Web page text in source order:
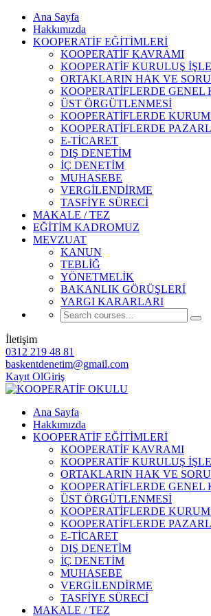
Ana Sayfa
Hakkımızda
KOOPERATİF EĞİTİMLERİ
KOOPERATİF KAVRAMI
KOOPERATİF KURULUŞ
ORTAKLARIN HAK VE
KOOPERATİFLERDE GENEL
ÜST ÖRGÜTLENMESİ
KOOPERATİFLERDE
KOOPERATİFLERDE
E-TİCARET
DIŞ DENETİM
İÇ DENETİM
MUHASEBE
VERGİLENDİRME
TASFİYE SÜRECİ
MAKALE / TEZ
EĞİTİM KADROMUZ
MEVZUAT
KANUN
TEBLİĞ
YÖNETMELİK
BAKANLIK GÖRÜŞLERİ
YARGI KARARLARI
İletişim
0312 219 48 81
baskentdenetim@gmail.com
Kayıt OlGiriş
Ana Sayfa
Hakkımızda
KOOPERATİF EĞİTİMLERİ
KOOPERATİF KAVRAMI
KOOPERATİF KURULUŞ
ORTAKLARIN HAK VE
KOOPERATİFLERDE GENEL
ÜST ÖRGÜTLENMESİ
KOOPERATİFLERDE
KOOPERATİFLERDE
E-TİCARET
DIŞ DENETİM
İÇ DENETİM
MUHASEBE
VERGİLENDİRME
TASFİYE SÜRECİ
MAKALE / TEZ